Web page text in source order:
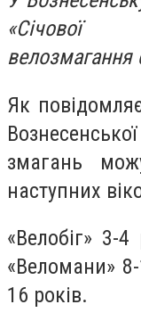
«Січової
велозмагання
Як
змагань
наступних
«Велобіг» 3-
«Веломани» 8-
16 років.